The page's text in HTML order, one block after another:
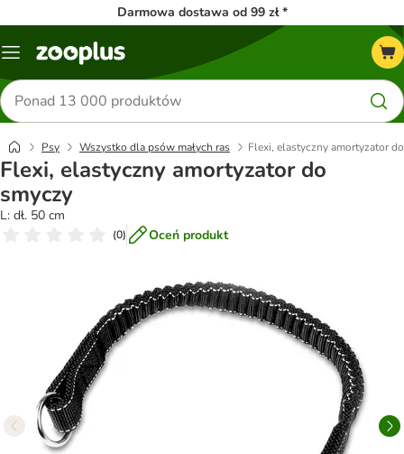
Darmowa dostawa od 99 zł *
Menu
Szukaj
produktów
Psy Wszystko dla psów małych ras Flexi, elastyczny amortyzator
Flexi, elastyczny amortyzator do
smyczy
L: dł. 50 cm
(0) Oceń produkt